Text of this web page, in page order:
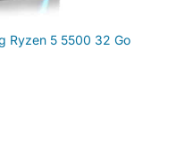
Ryzen 5 5500 32 Go